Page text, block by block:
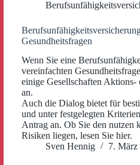
Gesundheitsfragen
Wenn Sie eine
vereinfachten
einige Gesellschaften Aktions-
an.
Auch die Dialog bietet für
und unter festgelegten
Antrag an. Ob Sie den nutzen
Risiken liegen, lesen Sie hier.
Sven Hennig
7. März